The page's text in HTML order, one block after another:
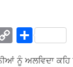
Copy
Link
Share
ਨੂੰ ਅਲਵਿਦਾ ਕਹਿ